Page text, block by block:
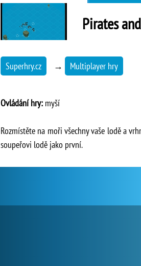
Pirates
Superhry.cz → Multiplayer hry
Ovládání hry: myší
Rozmístěte na moři všechny vaše lodě a
soupeřovi lodě jako první.